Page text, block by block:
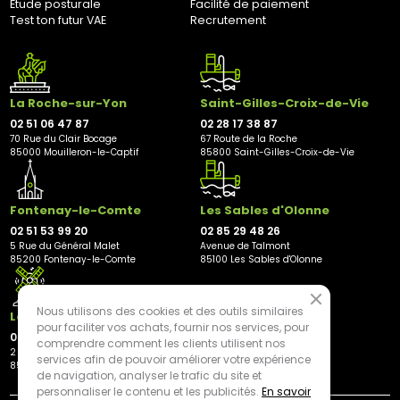
85000, Mouilleron-Le-Captif
Étude posturale
Facilité de paiement
Test ton futur VAE
Recrutement
La Roche-sur-Yon
02 51 06 47 87
70 Rue du Clair Bocage
85000 Mouilleron-le-Captif
Saint-Gilles-Croix-de-Vie
02 28 17 38 87
67 Route de la Roche
85800 Saint-Gilles-Croix-de-Vie
Fontenay-le-Comte
02 51 53 99 20
5 Rue du Général Malet
85200 Fontenay-le-Comte
Les Sables d'Olonne
02 85 29 48 26
Avenue de Talmont
85100 Les Sables d'Olonne
Les Herbiers
02 21 81 23 11
2 rue des Peupliers
85500 Les Herbiers
Nous utilisons des cookies et des outils similaires
pour faciliter vos achats, fournir nos services, pour
comprendre comment les clients utilisent nos
services afin de pouvoir améliorer votre expérience
de navigation, analyser le trafic du site et
personnaliser le contenu et les publicités. En savoir